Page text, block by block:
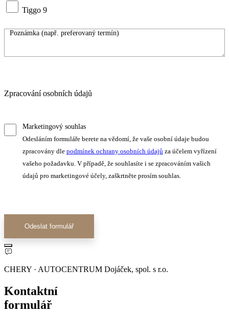
Tiggo 9
Zpracování osobních údajů
Marketingový souhlas
Odesláním formuláře berete na vědomí, že vaše osobní údaje budou
zpracovány dle podmínek ochrany osobních údajů za účelem vyřízení
vašeho požadavku. V případě, že souhlasíte i se zpracováním vašich
údajů pro marketingové účely, zaškrtněte prosím souhlas.
Odeslat formulář
CHERY · AUTOCENTRUM Dojáček, spol. s r.o.
Kontaktní
formulář